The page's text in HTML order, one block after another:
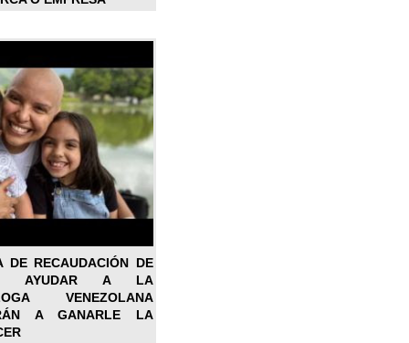
DE RECAUDACIÓN DE
AYUDAR A LA
VENEZOLANA
A GANARLE LA